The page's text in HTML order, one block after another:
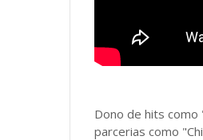
Dono de hits
parcerias como